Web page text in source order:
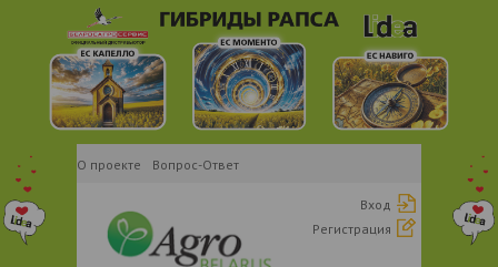
О проекте Вопрос-Ответ
Вход
Регистрация